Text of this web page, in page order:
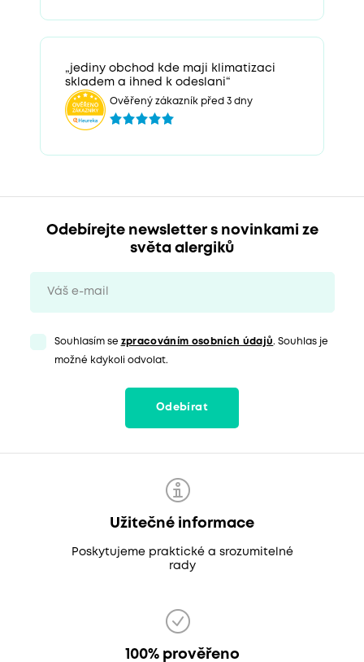
„jediny obchod kde maji klimatizaci
skladem a ihned k odeslani“
Ověřený zákazník před 3 dny
Odebírejte newsletter s novinkami ze
světa alergiků
Souhlasím se zpracováním osobních údajů. Souhlas je
možné kdykoli odvolat.
Odebírat
Užitečné informace
Poskytujeme praktické a srozumitelné
rady
100% prověřeno